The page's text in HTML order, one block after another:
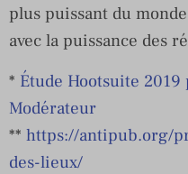
plus puissant du
avec la puissance des
* Étude Hootsuite
Modérateur
** https://antipub.org/
des-lieux/